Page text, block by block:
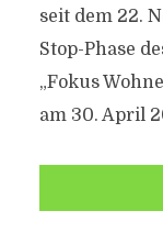
seit dem 22.
Stop-Phase
„Fokus
am 30. April